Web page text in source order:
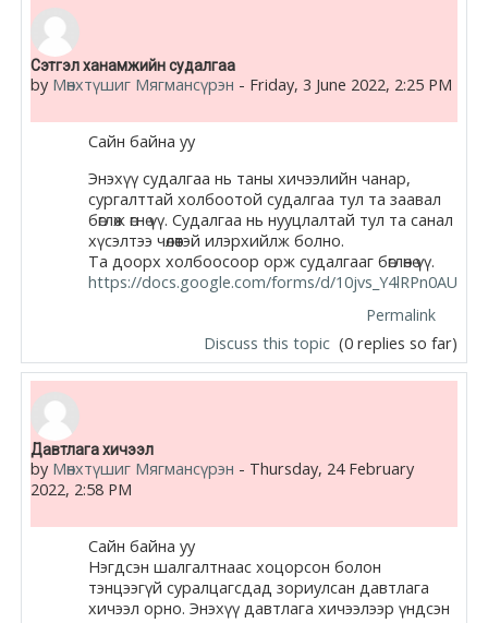
Сэтгэл ханамжийн судалгаа
by Мөнхтүшиг Мягмансүрэн - Friday, 3 June 2022, 2:25 PM
Сайн байна уу
Энэхүү судалгаа нь таны хичээлийн чанар,
сургалттай холбоотой судалгаа тул та заавал
бөглөж өгнө үү. Судалгаа нь нууцлалтай тул та санал
хүсэлтээ чөлөөтэй илэрхийлж болно.
Та доорх холбоосоор орж судалгааг бөглөнө үү.
https://docs.google.com/forms/d/
Permalink
Discuss this topic (0 replies so far)
Давтлага хичээл
by Мөнхтүшиг Мягмансүрэн - Thursday, 24 February
2022, 2:58 PM
Сайн байна уу
Нэгдсэн шалгалтнаас хоцорсон болон
тэнцээгүй суралцагсдад зориулсан давтлага
хичээл орно. Энэхүү давтлага хичээлээр үндсэн